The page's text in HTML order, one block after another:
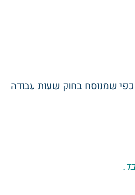
שמנוסח בחוק שעות עבודה